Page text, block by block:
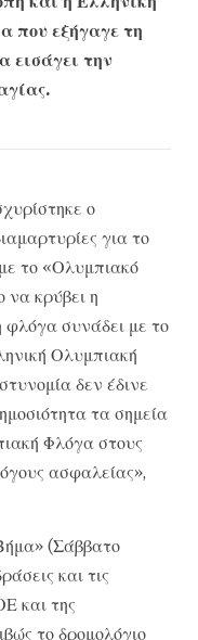
που εξήγαγε τη
εισάγει την
ο
για το
το «Ολυμπιακό
να κρύβει η
φλόγα συνάδει με το
Ολυμπιακή
δεν έδινε
τα σημεία
Φλόγα στους
ασφαλείας»,
(Σάββατο
και τις
και της
το δρομολόγιο